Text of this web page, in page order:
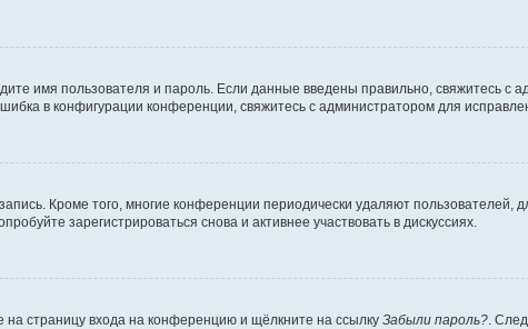
имя пользователя и пароль. Если данные введены правильно, свяжитесь с
в конфигурации конференции, свяжитесь с администратором для
Кроме того, многие конференции периодически удаляют пользователей,
зарегистрироваться снова и активнее участвовать в дискуссиях.
на страницу входа на конференцию и щёлкните на ссылку Забыли пароль?.